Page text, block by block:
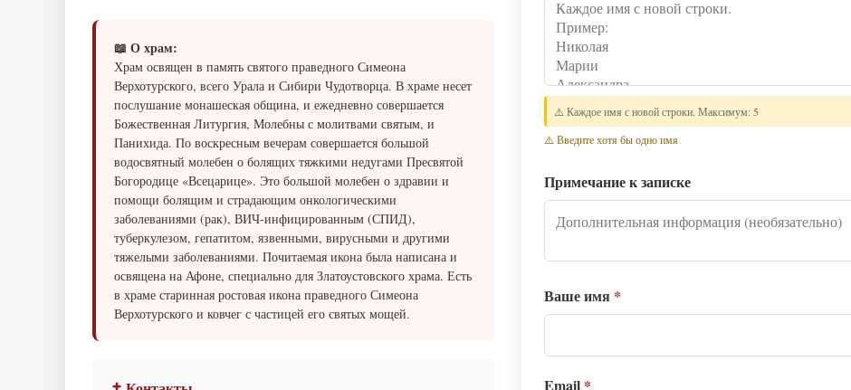
📖 О храм:
Храм освящен в память святого праведного Симеона
Верхотурского, всего Урала и Сибири Чудотворца. В храме несет
послушание монашеская община, и ежедневно совершается
Божественная Литургия, Молебны с молитвами святым, и
Панихида. По воскресным вечерам совершается большой
водосвятный молебен о болящих тяжкими недугами Пресвятой
Богородице «Всецарице». Это большой молебен о здравии и
помощи болящим и страдающим онкологическими
заболеваниями (рак), ВИЧ-инфицированным (СПИД),
туберкулезом, гепатитом, язвенными, вирусными и другими
тяжелыми заболеваниями. Почитаемая икона была написана и
освящена на Афоне, специально для Златоустовского храма. Есть
в храме старинная ростовая икона праведного Симеона
Верхотурского и ковчег с частицей его святых мощей.
⚠️ Каждое имя с новой строки. Максимум: 5
⚠️ Введите хотя бы одно имя
Примечание к записке
Ваше имя *
Email *